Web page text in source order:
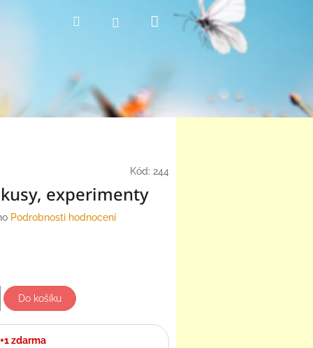
Hledat PřihlášeníNákupní
Kód: 244
experimenty
Podrobnosti hodnocení
Do košíku
zdarma